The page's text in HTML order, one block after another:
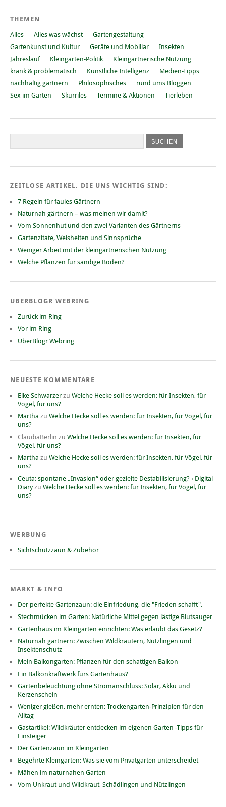
THEMEN
Alles Alles was wächst
Gartengestaltung
Gartenkunst und Kultur
Geräte und Mobiliar
Insekten
Jahreslauf
Kleingarten-Politik
Kleingärtnerische Nutzung
krank & problematisch
Künstliche Intelligenz
Medien-Tipps
nachhaltig gärtnern
Philosophisches
rund ums Bloggen
Sex im Garten
Skurriles Termine & Aktionen Tierleben
ZEITLOSE ARTIKEL, DIE UNS WICHTIG SIND:
7 Regeln für faules Gärtnern
Naturnah gärtnern – was meinen wir damit?
Vom Sonnenhut und den zwei Varianten des Gärtnerns
Gartenzitate, Weisheiten und Sinnsprüche
Weniger Arbeit mit der kleingärtnerischen Nutzung
Welche Pflanzen für sandige Böden?
UBERBLOGR WEBRING
Zurück im Ring
Vor im Ring
UberBlogr Webring
NEUESTE KOMMENTARE
Elke Schwarzer zu Welche Hecke soll es werden: für Insekten, für
Vögel, für uns?
Martha zu Welche Hecke soll es werden: für Insekten, für Vögel, für
uns?
ClaudiaBerlin zu Welche Hecke soll es werden: für Insekten, für
Vögel, für uns?
Martha zu Welche Hecke soll es werden: für Insekten, für Vögel, für
uns?
Ceuta: spontane „Invasion“ oder gezielte Destabilisierung? › Digital
Diaryzu Welche Hecke soll es werden: für Insekten, für Vögel, für
uns?
WERBUNG
Sichtschutzzaun & Zubehör
MARKT & INFO
Der perfekte Gartenzaun: die Einfriedung, die "Frieden schafft".
Stechmücken im Garten: Natürliche Mittel gegen lästige Blutsauger
Gartenhaus im Kleingarten einrichten: Was erlaubt das Gesetz?
Naturnah gärtnern: Zwischen Wildkräutern, Nützlingen und
Insektenschutz
Mein Balkongarten: Pflanzen für den schattigen Balkon
Ein Balkonkraftwerk fürs Gartenhaus?
Gartenbeleuchtung ohne Stromanschluss: Solar, Akku und
Kerzenschein
Weniger gießen, mehr ernten: Trockengarten-Prinzipien für den
Alltag
Gastartikel: Wildkräuter entdecken im eigenen Garten -Tipps für
Einsteiger
Der Gartenzaun im Kleingarten
Begehrte Kleingärten: Was sie vom Privatgarten unterscheidet
Mähen im naturnahen Garten
Vom Unkraut und Wildkraut, Schädlingen und Nützlingen